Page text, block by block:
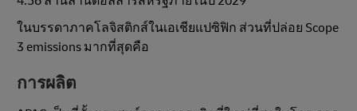
ในบรรดาภาคโลจิสติกส์ในเอเชียแปซิฟิก ส่วนที่ปล่อย Scope
3 emissions มากที่สุดคือ
การผลิต